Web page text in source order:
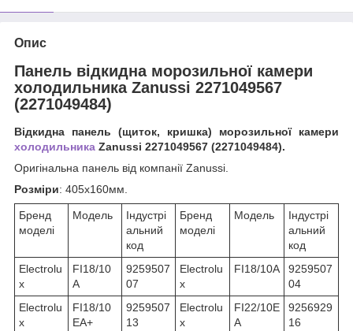
Опис
Панель відкидна морозильної камери
холодильника Zanussi 2271049567
(2271049484)
Відкидна панель (щиток, кришка) морозильної камери
холодильника Zanussi 2271049567 (2271049484).
Оригінальна панель від компанії Zanussi.
Розміри: 405х160мм.
Бренд
моделі
Модель
Індустрі
альний
код
Бренд
моделі
Модель
Індустрі
альний
код
Electrolu
x
FI18/10
A
9259507
07
Electrolu
x
FI18/10A
9259507
04
Electrolu
x
FI18/10
EA+
9259507
13
Electrolu
x
FI22/10E
A
9256929
16